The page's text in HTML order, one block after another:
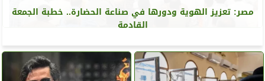
مصر: تعزيز الهوية ودورها في صناعة الحضارة.. خطبة الجمعة
القادمة